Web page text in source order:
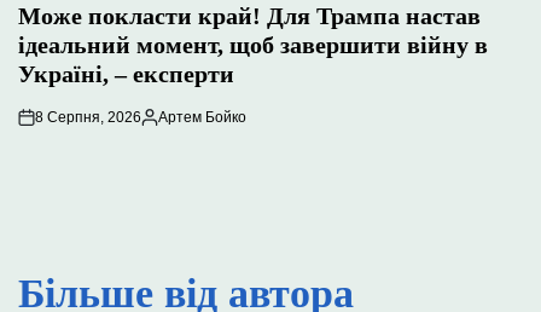
Може покласти край! Для Трампа настав
ідеальний момент, щоб завершити війну в
Україні, – експерти
8 Серпня, 2026
Опубліковано
Артем Бойко
Більше від автора